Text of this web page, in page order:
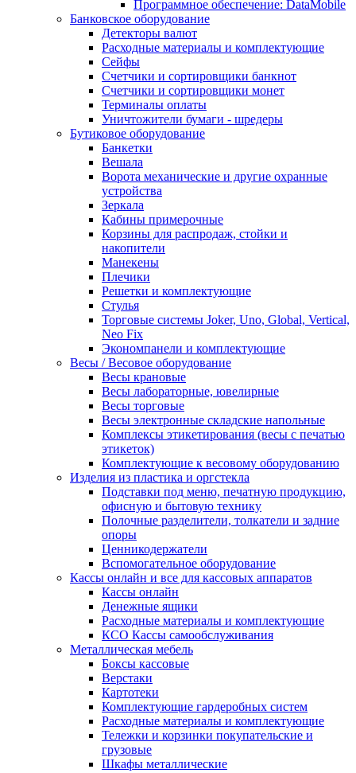
Программное обеспечение: DataMobile
Банковское оборудование
Детекторы валют
Расходные материалы и комплектующие
Сейфы
Счетчики и сортировщики банкнот
Счетчики и сортировщики монет
Терминалы оплаты
Уничтожители бумаги - шредеры
Бутиковое оборудование
Банкетки
Вешала
Ворота механические и другие охранные
устройства
Зеркала
Кабины примерочные
Корзины для распродаж, стойки и
накопители
Манекены
Плечики
Решетки и комплектующие
Стулья
Торговые системы Joker, Uno, Global, Vertical,
Neo Fix
Экономпанели и комплектующие
Весы / Весовое оборудование
Весы крановые
Весы лабораторные, ювелирные
Весы торговые
Весы электронные складские напольные
Комплексы этикетирования (весы с печатью
этикеток)
Комплектующие к весовому оборудованию
Изделия из пластика и оргстекла
Подставки под меню, печатную продукцию,
офисную и бытовую технику
Полочные разделители, толкатели и задние
опоры
Ценникодержатели
Вспомогательное оборудование
Кассы онлайн и все для кассовых аппаратов
Кассы онлайн
Денежные ящики
Расходные материалы и комплектующие
КСО Кассы самообслуживания
Металлическая мебель
Боксы кассовые
Верстаки
Картотеки
Комплектующие гардеробных систем
Расходные материалы и комплектующие
Тележки и корзинки покупательские и
грузовые
Шкафы металлические